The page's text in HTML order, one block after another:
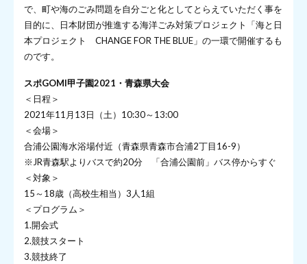
で、町や海のごみ問題を自分ごと化としてとらえていただく事を
目的に、日本財団が推進する海洋ごみ対策プロジェクト「海と日
本プロジェクト CHANGE FOR THE BLUE」の一環で開催するも
のです。
スポGOMI甲子園2021・青森県大会
＜日程＞
2021年11月13日（土）10:30～13:00
＜会場＞
合浦公園海水浴場付近（青森県青森市合浦2丁目16-9）
※JR青森駅よりバスで約20分 「合浦公園前」バス停からすぐ
＜対象＞
15～18歳（高校生相当）3人1組
＜プログラム＞
1.開会式
2.競技スタート
3.競技終了